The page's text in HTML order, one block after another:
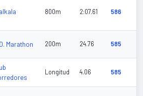
800m 2:07.61 586
Marathon 200m 24.76 585
Longitud 4.06 585